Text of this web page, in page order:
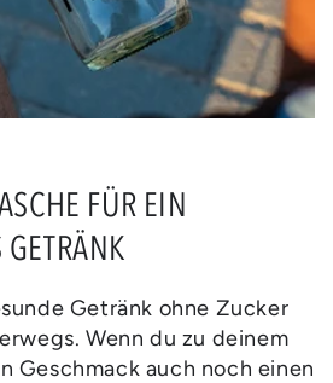
FÜR EIN
Getränk ohne Zucker
Wenn du zu deinem
Geschmack auch noch einen